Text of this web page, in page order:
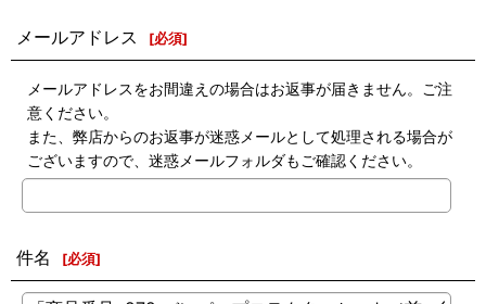
メールアドレス [必須]
メールアドレスをお間違えの場合はお返事が届きません。ご注
意ください。
また、弊店からのお返事が迷惑メールとして処理される場合が
ございますので、迷惑メールフォルダもご確認ください。
件名 [必須]